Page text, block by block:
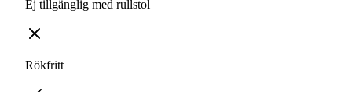
Ej tillgänglig med rullstol
Rökfritt